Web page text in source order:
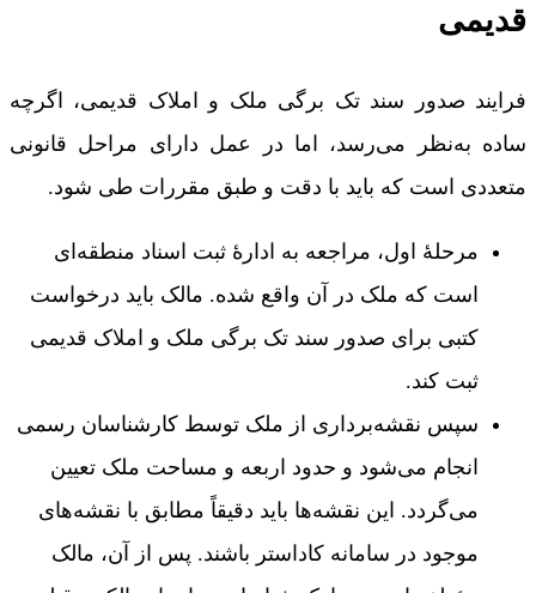
قدیمی
فرایند صدور سند تک برگی ملک و املاک قدیمی، اگرچه
ساده به‌نظر می‌رسد، اما در عمل دارای مراحل قانونی
متعددی است که باید با دقت و طبق مقررات طی شود.
مرحلۀ اول، مراجعه به ادارۀ ثبت اسناد منطقه‌ای
است که ملک در آن واقع شده. مالک باید درخواست
کتبی برای صدور سند تک برگی ملک و املاک قدیمی
ثبت کند.
سپس نقشه‌برداری از ملک توسط کارشناسان رسمی
انجام می‌شود و حدود اربعه و مساحت ملک تعیین
می‌گردد. این نقشه‌ها باید دقیقاً مطابق با نقشه‌های
موجود در سامانه کاداستر باشند. پس از آن، مالک